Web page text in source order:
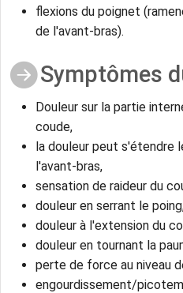
flexions du poignet
de l'avant-bras).
Symptômes
Douleur sur la partie
coude,
la douleur peut s'étendre
l'avant-bras,
sensation de raideur du
douleur en serrant le
douleur à l'extension du
douleur en tournant la
perte de force au niveau
engourdissement/